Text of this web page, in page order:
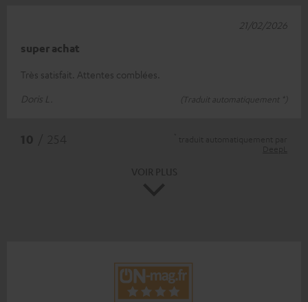
super achat
Très satisfait. Attentes comblées.
Doris L.
(Traduit automatiquement *)
21/02/2026